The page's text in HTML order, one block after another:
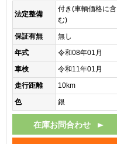
法定整備
付き(車輌価格に含
む)
保証有無
無し
年式
令和08年01月
車検
令和11年01月
走行距離
10km
色
銀
在庫お問合わせ